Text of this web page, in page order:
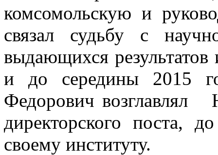
комсомольскую и
связал судьбу с
выдающихся
и до середины 2015
Федорович
директорского поста,
своему институту.